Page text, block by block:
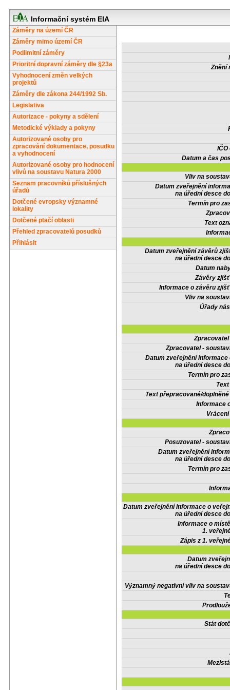
Informační systém EIA
Záměry na území ČR
Záměry mimo území ČR
Podlimitní záměry
Prioritní dopravní záměry dle §23a
Vyhodnocení změn velkých
projektů
Záměry dle zákona 244/1992 Sb.
Legislativa
Autorizace - pokyny a sdělení
Metodické výklady a pokyny
Autorizované osoby pro
zpracování dokumentace, posudku
a vyhodnocení
Autorizované osoby pro hodnocení
vlivů na soustavu Natura 2000
Seznam pracovníků příslušných
úřadů
Dotčené evropsky významné
lokality
Dotčené ptačí oblasti
Přehled zpracovatelů posudků
Přihlásit
Znění
IČO
Datum a čas
Vliv na
Datum zveřejnění
na úřední desce
Termín pro
Text
Datum zveřejnění závěrů
na úřední desce
Datum
Závěry
Informace o závěru
Vliv na
Úřady
Zpracovatel -
Datum zveřejnění informace
na úřední desce
Termín pro
Text přepracované/
Informace
Posuzovatel -
Datum zveřejnění
na úřední desce
Termín pro
Datum zveřejnění informace o
na úřední desce
Informace o
1.
Zápis z 1.
Datum
na úřední desce
Významný negativní vliv na
Stát